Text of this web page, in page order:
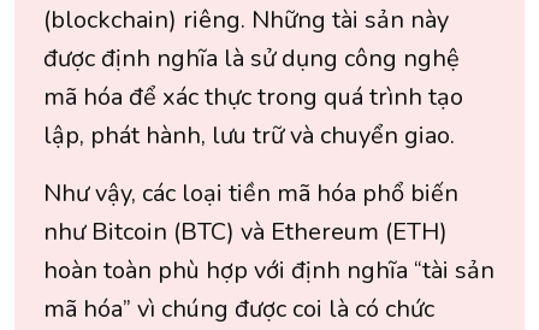
(blockchain) riêng. Những tài sản này
được định nghĩa là sử dụng công nghệ
mã hóa để xác thực trong quá trình tạo
lập, phát hành, lưu trữ và chuyển giao.
Như vậy, các loại tiền mã hóa phổ biến
như Bitcoin (BTC) và Ethereum (ETH)
hoàn toàn phù hợp với định nghĩa “tài sản
mã hóa” vì chúng được coi là có chức